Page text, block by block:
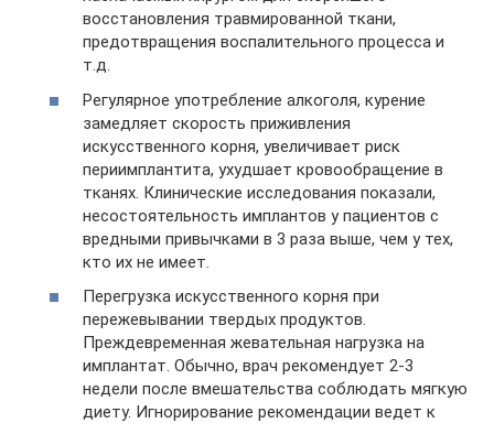
восстановления травмированной ткани,
предотвращения воспалительного процесса и
т.д.
Регулярное употребление алкоголя, курение
замедляет скорость приживления
искусственного корня, увеличивает риск
периимплантита, ухудшает кровообращение в
тканях. Клинические исследования показали,
несостоятельность имплантов у пациентов с
вредными привычками в 3 раза выше, чем у тех,
кто их не имеет.
Перегрузка искусственного корня при
пережевывании твердых продуктов.
Преждевременная жевательная нагрузка на
имплантат. Обычно, врач рекомендует 2-3
недели после вмешательства соблюдать мягкую
диету. Игнорирование рекомендации ведет к